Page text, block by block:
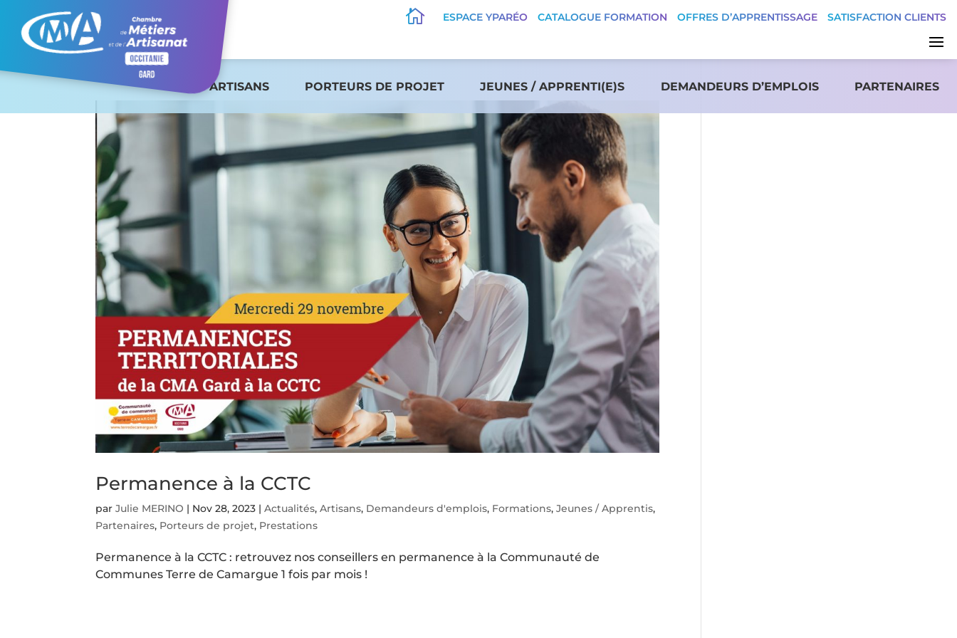
 ESPACE YPARÉO CATALOGUE FORMATION OFFRES D’APPRENTISSAGE SATISFACTION CLIENTS
ARTISANS PORTEURS DE PROJET JEUNES / APPRENTI(E)S DEMANDEURS D’EMPLOIS PARTENAIRES
Permanence à la CCTC
parJulie MERINO | Nov 28, 2023 |Actualités,Artisans, Demandeurs d'emplois, Formations,Jeunes / Apprentis,
Partenaires, Porteurs de projet, Prestations
Permanence à la CCTC : retrouvez nos conseillers en permanence à la Communauté de
Communes Terre de Camargue 1 fois par mois !